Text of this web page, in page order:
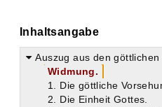
Inhaltsangabe
Auszug aus den göttlichen
Widmung.
1. Die göttliche
2. Die Einheit Gottes.